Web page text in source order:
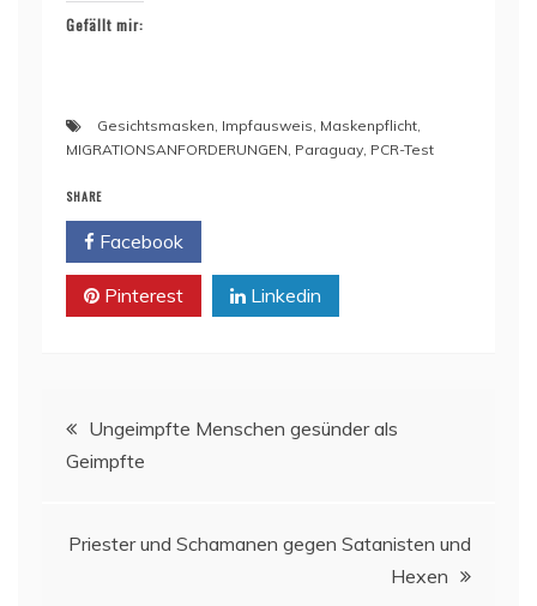
Gefällt mir:
Gesichtsmasken Impfausweis Maskenpflicht
MIGRATIONSANFORDERUNGEN Paraguay PCR-Test
SHARE
Facebook
Pinterest Linkedin
Beitragsnavigation
Ungeimpfte Menschen gesünder als
Geimpfte
Priester und Schamanen gegen Satanisten und
Hexen